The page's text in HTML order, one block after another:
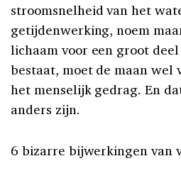
stroomsnelheid van het
getijdenwerking, noem
lichaam voor een groot
bestaat, moet de maan wel
het menselijk gedrag. En
anders zijn.
6 bizarre bijwerkingen van